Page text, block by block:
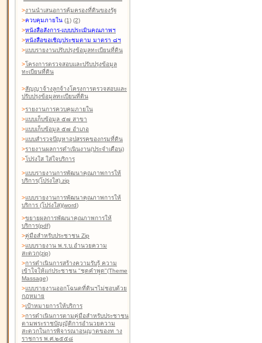
>งานนำเสนอการคุ้มครองที่ดินของรัฐ
>ควบคุมภายใน (1) (2)
>หนังสือสังการ-แบบประเมินคุณภาพฯ
>หนังสือขอเชิญประชุมตาม มาตรา ๘ฯ
>แบบรายงานปรับปรุงข้อมูลทะเบียนที่ดิน
>โครงการตรวจสอบและปรับปรุงข้อมูล
ทะเบียนที่ดิน
>สัญญาจ้างลูกจ้างโครงการตรวจสอบและ
ปรับปรุงข้อมูลทะเบียนที่ดิน
>รายงานการควบคุมภายใน
>แบบเก็บข้อมูล ๕๗ สาขา
>แบบเก็บข้อมูล ๕๗ อำเภอ
>แบบสำรวจปัญหาอุปสรรคของกรมที่ดิน
>รายงานผลการดำเนินงาน(ประจำเดือน)
>โปร่งใส ใส่ใจบริการ
>แบบรายงานการพัฒนาคุณภาพการให้
บริการ(โปร่งใส).zip
>แบบรายงานการพัฒนาคุณภาพการให้
บริการ (โปร่งใส)(word)
>ขยายผลการพัฒนาคุณภาพการให้
บริการ(pdf)
>คู่มือสำหรับประชาชน Zip
>แบบรายงาน พ.ร.บ.อำนวยความ
สะดวก(zip)
>การดำเนินการสร้างความรับรู้ ความ
เข้าใจให้แก่ประชาชน "ชุดคำพูด"(Theme
Massage)
>แบบรายงานออกโฉนดที่ดินฯไม่ชอบด้วย
กฎหมาย
>เป้าหมายการให้บริการ
>การดำเนินการตามคู่มือสำหรับประชาชน
ตามพระราชบัญญัติการอำนวยความ
สะดวกในการพิจารณาอนุญาตของท าง
ราชการ พ.ศ.๒๕๕๘